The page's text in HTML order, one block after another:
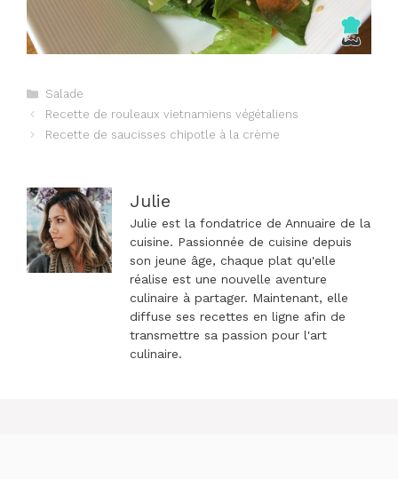
Catégories
Salade
Navigation
des
Recette de rouleaux vietnamiens végétaliens
Recette de saucisses chipotle à la crème
Julie
Julie est la fondatrice de Annuaire de la
cuisine. Passionnée de cuisine depuis
son jeune âge, chaque plat qu'elle
réalise est une nouvelle aventure
culinaire à partager. Maintenant, elle
diffuse ses recettes en ligne afin de
transmettre sa passion pour l'art
culinaire.